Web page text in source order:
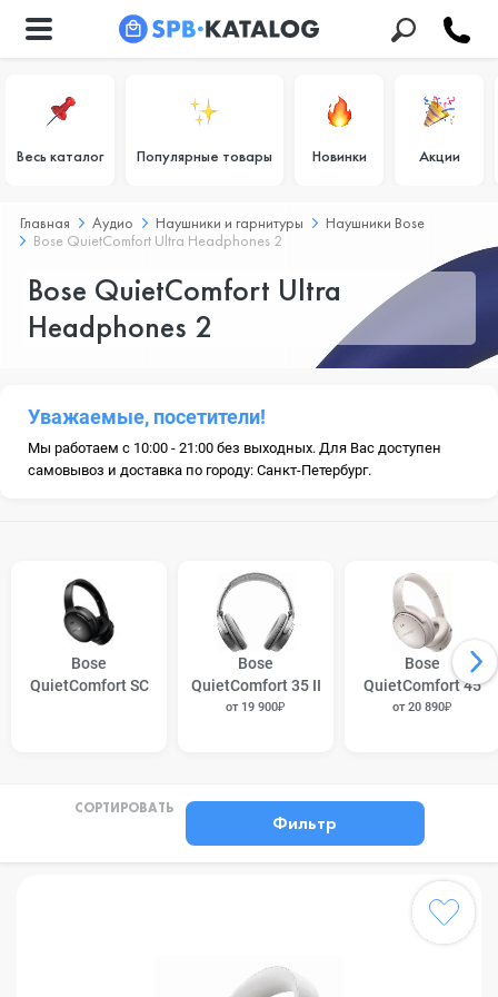
Весь каталог Популярные товары Новинки Акции
Главная Аудио Наушники и гарнитуры
Наушники Bose
Bose QuietComfort Ultra Headphones 2
Bose QuietComfort Ultra
Headphones 2
Уважаемые, посетители!
Мы работаем с 10:00 - 21:00 без выходных. Для Вас доступен
самовывоз и доставка по городу: Санкт-Петербург.
Bose
QuietComfort SC
Bose
QuietComfort 35 II
от 19 900₽
Bose
QuietComfort 45
от 20 890₽
СОРТИРОВАТЬ
Фильтр